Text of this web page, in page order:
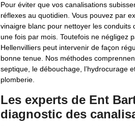
Pour éviter que vos canalisations
réflexes au quotidien. Vous pouvez par
vinaigre blanc pour nettoyer les conduits
une fois par mois. Toutefois ne négligez
Hellenvilliers peut intervenir de façon
bonne tenue. Nos méthodes
septique, le débouchage, l’hydrocurage
plomberie.
Les experts de Ent
diagnostic des